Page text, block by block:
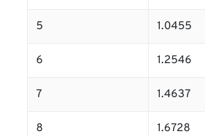
5 1.0455
6 1.2546
7 1.4637
8 1.6728